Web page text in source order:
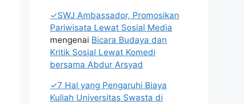
✓SWJ Ambassador, Promosikan
Pariwisata Lewat Sosial Media
mengenai Bicara Budaya dan
Kritik Sosial Lewat Komedi
bersama Abdur Arsyad
✓7 Hal yang Pengaruhi Biaya
Kuliah Universitas Swasta di